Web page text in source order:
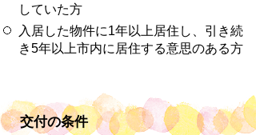
していた方
入居した物件に1年以上居住し、引き続
き5年以上市内に居住する意思のある方
交付の条件